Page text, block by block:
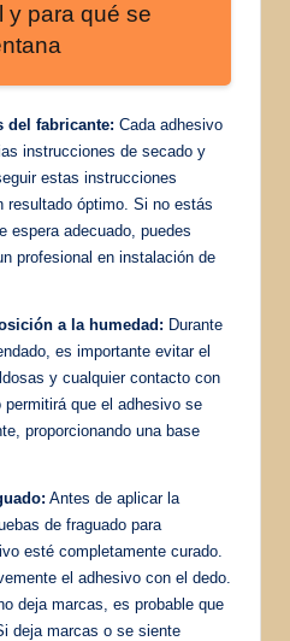
y para qué se
del fabricante: Cada adhesivo
instrucciones de secado y
estas instrucciones
resultado óptimo. Si no estás
espera adecuado, puedes
profesional en instalación de
a la humedad: Durante
es importante evitar el
y cualquier contacto con
que el adhesivo se
proporcionando una base
Antes de aplicar la
de fraguado para
esté completamente curado.
el adhesivo con el dedo.
deja marcas, es probable que
deja marcas o se siente